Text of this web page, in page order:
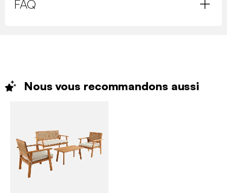
FAQ
Nous vous recommandons aussi